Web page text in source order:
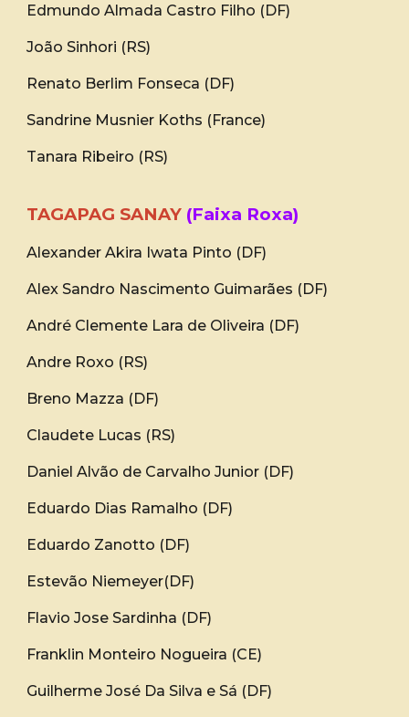
Edmundo Almada Castro Filho (DF)
João Sinhori (RS)
Renato Berlim Fonseca (DF)
Sandrine Musnier Koths (France)
Tanara Ribeiro (RS)
TAGAPAG SANAY (Faixa Roxa)
Alexander Akira Iwata Pinto (DF)
Alex Sandro Nascimento Guimarães (DF)
André Clemente Lara de Oliveira (DF)
Andre Roxo (RS)
Breno Mazza (DF)
Claudete Lucas (RS)
Daniel Alvão de Carvalho Junior (DF)
Eduardo Dias Ramalho (DF)
Eduardo Zanotto (DF)
Estevão Niemeyer(DF)
Flavio Jose Sardinha (DF)
Franklin Monteiro Nogueira (CE)
Guilherme José Da Silva e Sá (DF)